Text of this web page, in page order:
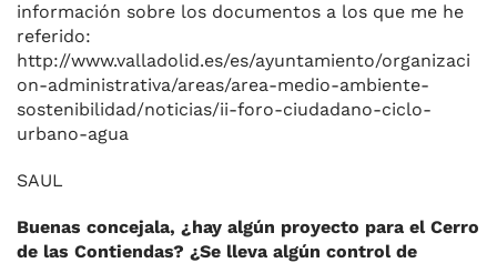
información sobre los documentos a los que me he
referido:
http://www.valladolid.es/es/ayuntamiento/organizaci
on-administrativa/areas/area-medio-ambiente-
sostenibilidad/noticias/ii-foro-ciudadano-ciclo-
urbano-agua
SAUL
Buenas concejala, ¿hay algún proyecto para el Cerro
de las Contiendas? ¿Se lleva algún control de